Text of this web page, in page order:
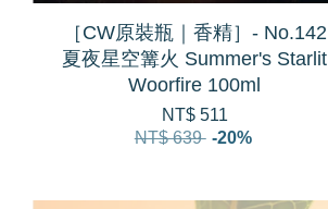
［CW原裝瓶｜香精］- No.142
夏夜星空篝火 Summer's Starlit
Woorfire 100ml
NT$ 511
NT$ 639 -20%